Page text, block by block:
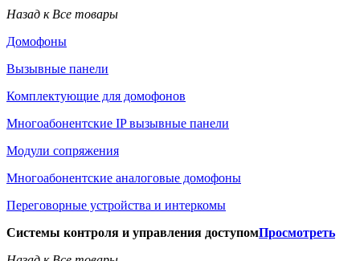
Назад к Все товары
Домофоны
Вызывные панели
Комплектующие для домофонов
Многоабонентские IP вызывные панели
Модули сопряжения
Многоабонентские аналоговые домофоны
Переговорные устройства и интеркомы
Системы контроля и управления доступомПросмотреть